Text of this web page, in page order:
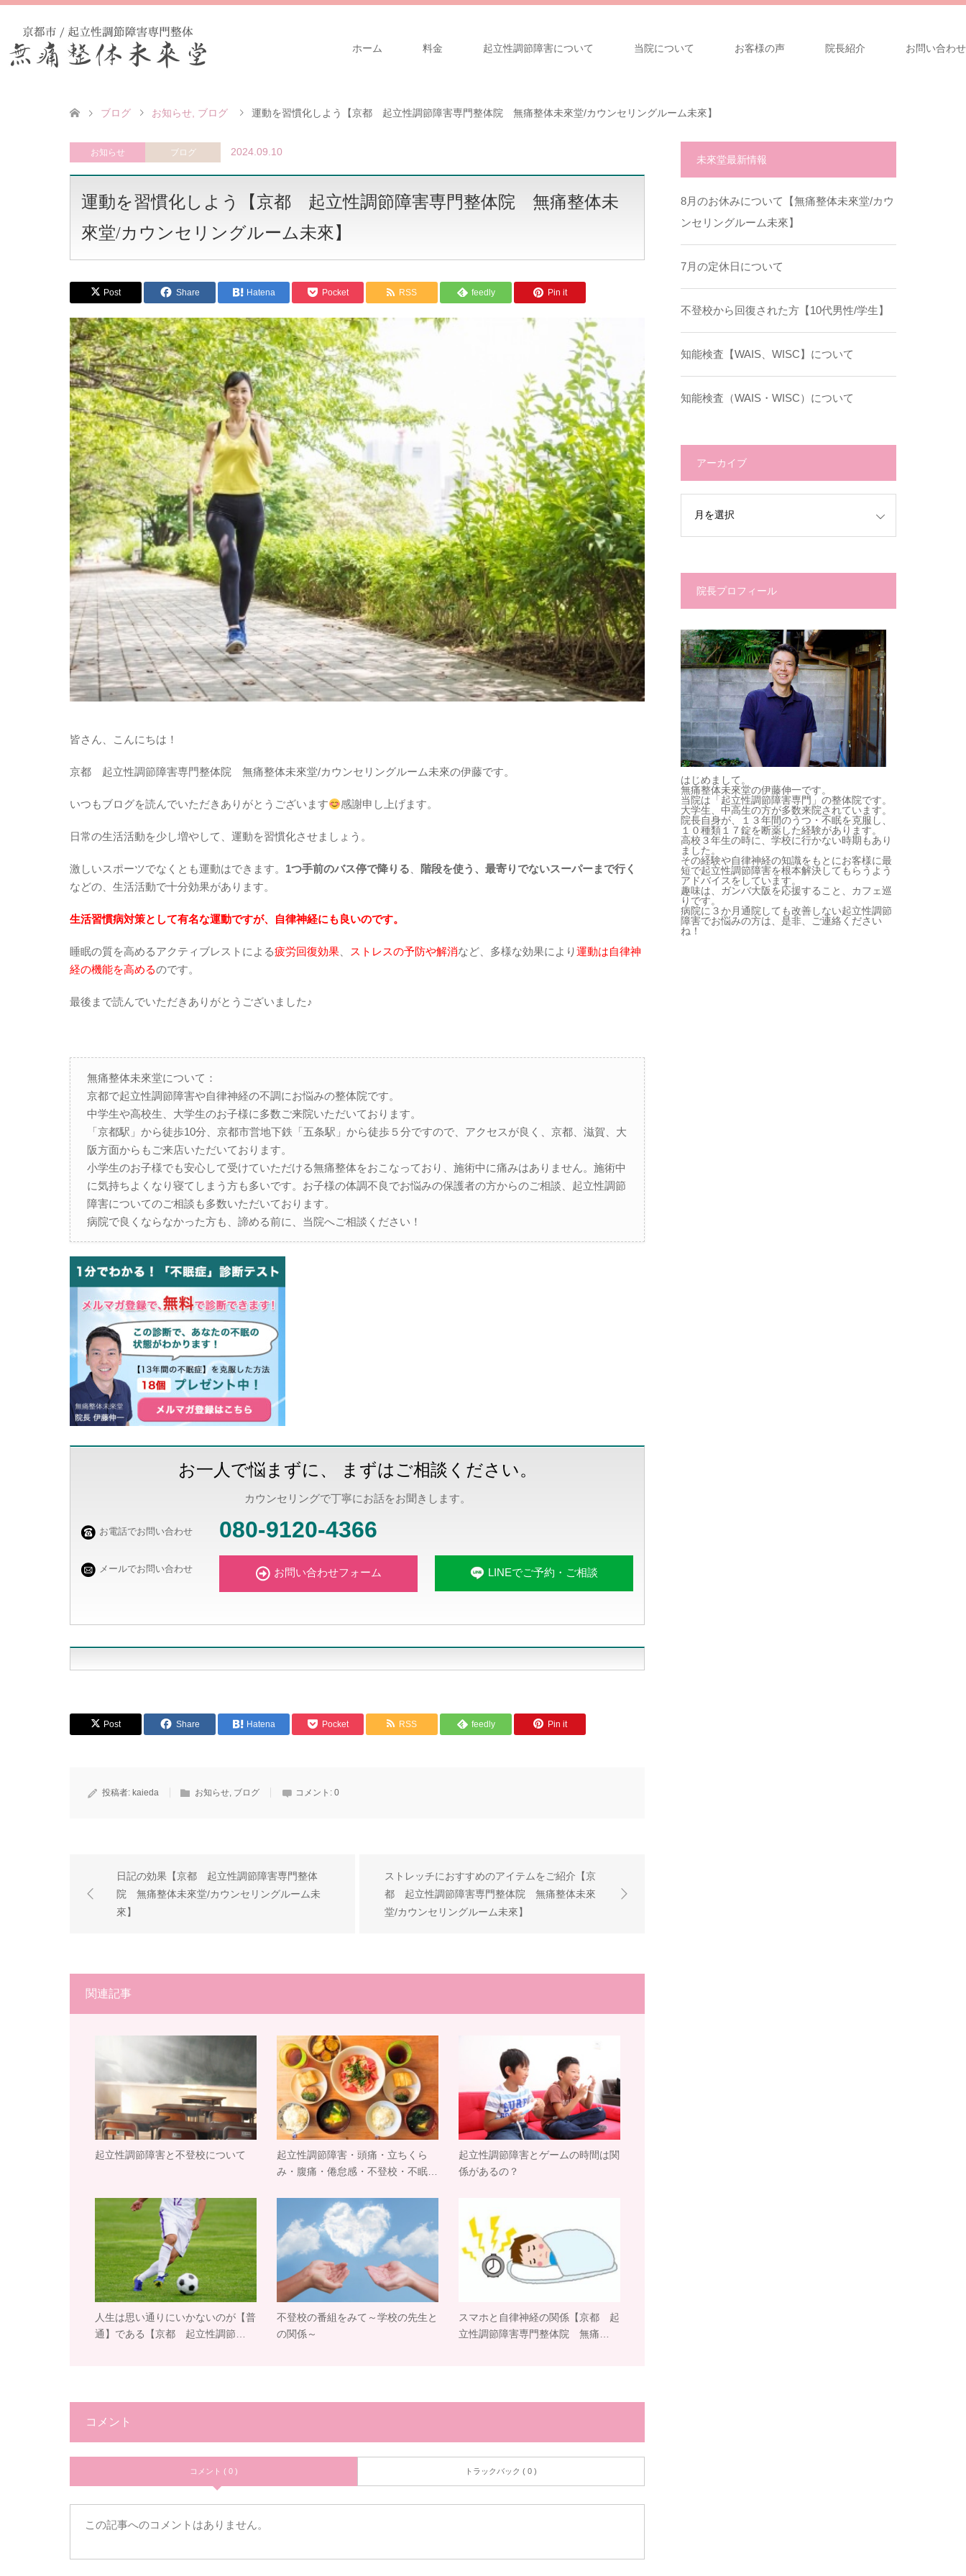
ホーム 料金 起立性調節障害について 当院について お客様の声 院長紹介 お問い合わせ
ブログ お知らせ, ブログ 運動を習慣化しよう【京都 起立性調節障害専門整体院 無痛整体未來堂/カウンセリングルーム未來】
お知らせ ブログ 2024.09.10
運動を習慣化しよう【京都 起立性調節障害専門整体院 無痛整体未
來堂/カウンセリングルーム未來】
Post Share Hatena Pocket RSS feedly Pin it
皆さん、こんにちは！
京都 起立性調節障害専門整体院 無痛整体未來堂/カウンセリングルーム未來の伊藤です。
いつもブログを読んでいただきありがとうございます 感謝申し上げます。
日常の生活活動を少し増やして、運動を習慣化させましょう。
激しいスポーツでなくとも運動はできます。 1つ手前のバス停で降りる
階段を使う、最寄りでないスーパーまで行く
などの、生活活動で十分効果があります。
生活習慣病対策として有名な運動ですが、自律神経にも良いのです。
睡眠の質を高めるアクティブレストによる疲労回復効果 ストレスの予防や解消など、多様な効果により運動は自律神
経の機能を高めるのです。
最後まで読んでいただきありがとうございました♪
無痛整体未來堂について：
京都で起立性調節障害や自律神経の不調にお悩みの整体院です。
中学生や高校生、大学生のお子様に多数ご来院いただいております。
「京都駅」から徒歩10分、京都市営地下鉄「五条駅」から徒歩５分ですので、アクセスが良く、京都、滋賀、大
阪方面からもご来店いただいております。
小学生のお子様でも安心して受けていただける無痛整体をおこなっており、施術中に痛みはありません。施術中
に気持ちよくなり寝てしまう方も多いです。お子様の体調不良でお悩みの保護者の方からのご相談、起立性調節
障害についてのご相談も多数いただいております。
病院で良くならなかった方も、諦める前に、当院へご相談ください！
お一人で悩まずに、 まずはご相談ください。
カウンセリングで丁寧にお話をお聞きします。
お電話でお問い合わせ 080-9120-4366
メールでお問い合わせ お問い合わせフォーム LINEでご予約・ご相談
Post Share Hatena Pocket RSS feedly Pin it
投稿者: kaieda お知らせ, ブログ コメント: 0
日記の効果【京都 起立性調節障害専門整体
院 無痛整体未來堂/カウンセリングルーム未
來】
ストレッチにおすすめのアイテムをご紹介【京
都 起立性調節障害専門整体院 無痛整体未來
堂/カウンセリングルーム未來】
関連記事
起立性調節障害と不登校について
起立性調節障害・頭痛・立ちくら
み・腹痛・倦怠感・不登校・不眠…
起立性調節障害とゲームの時間は関
係があるの？
人生は思い通りにいかないのが【普
通】である【京都 起立性調節…
不登校の番組をみて～学校の先生と
の関係～
スマホと自律神経の関係【京都 起
立性調節障害専門整体院 無痛…
コメント
コメント ( 0 ) トラックバック ( 0 )
この記事へのコメントはありません。
未來堂最新情報
8月のお休みについて【無痛整体未來堂/カウ
ンセリングルーム未來】
7月の定休日について
不登校から回復された方【10代男性/学生】
知能検査【WAIS、WISC】について
知能検査（WAIS・WISC）について
アーカイブ
院長プロフィール
はじめまして。
無痛整体未來堂の伊藤伸一です。
当院は「起立性調節障害専門」の整体院です。
大学生、中高生の方が多数来院されています。
院長自身が、１３年間のうつ・不眠を克服し、
１０種類１７錠を断薬した経験があります。
高校３年生の時に、学校に行かない時期もあり
ました。
その経験や自律神経の知識をもとにお客様に最
短で起立性調節障害を根本解決してもらうよう
アドバイスをしています。
趣味は、ガンバ大阪を応援すること、カフェ巡
りです。
病院に３か月通院しても改善しない起立性調節
障害でお悩みの方は、是非、ご連絡ください
ね！